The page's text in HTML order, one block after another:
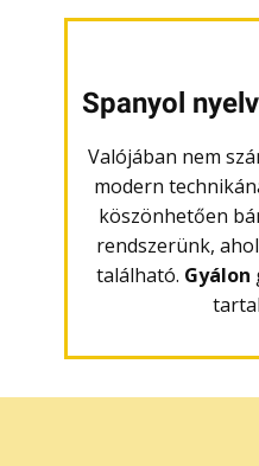
Spanyol
Valójában nem
modern
köszönhetően
rendszerünk,
található. Gyálon